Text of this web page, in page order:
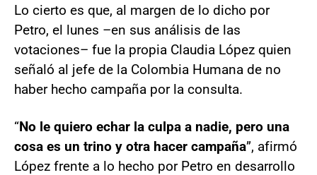
Lo cierto es que, al margen de lo dicho por
Petro, el lunes –en sus análisis de las
votaciones– fue la propia Claudia López quien
señaló al jefe de la Colombia Humana de no
haber hecho campaña por la consulta.
“No le quiero echar la culpa a nadie, pero una
cosa es un trino y otra hacer campaña”, afirmó
López frente a lo hecho por Petro en desarrollo